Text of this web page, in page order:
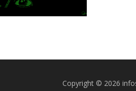
Copyright © 2026